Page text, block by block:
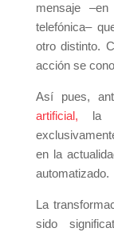
mensaje
telefónica–
otro distinto.
acción se
Así pues,
artificial, la
en la
automatizado.
La
sido